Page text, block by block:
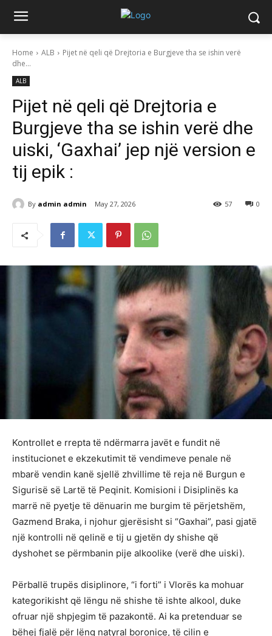
Home ALB
Pijet në qeli që Drejtoria e Burgjeve tha se ishin verë
dhe...
ALB
Pijet në qeli që Drejtoria e
Burgjeve tha se ishin verë dhe
uiski, ‘Gaxhai’ jep një version e
tij epik :
By admin admin May 27, 2026 0
57
Kontrollet e rrepta të ndërmarra javët e fundit në
institucionet e ekzekutimit të vendimeve penale në
mbarë vendin kanë sjellë zhvillime të reja në Burgun e
Sigurisë së Lartë të Peqinit. Komisioni i Disiplinës ka
marrë në pyetje të dënuarin me burgim të përjetshëm,
Gazmend Braka, i njohur gjerësisht si “Gaxhai”, pasi gjatë
një kontrolli në qelinë e tij u gjetën dy shishe që
dyshohet se përmbanin pije alkoolike (verë dhe uiski).
Përballë trupës disiplinore, “i forti” i Vlorës ka mohuar
kategorikisht që lëngu në shishe të ishte alkool, duke
ofruar një shpjegim të pazakontë. Ai ka pretenduar se
bëhej fjalë për lëng natyral boronice, të cilin e